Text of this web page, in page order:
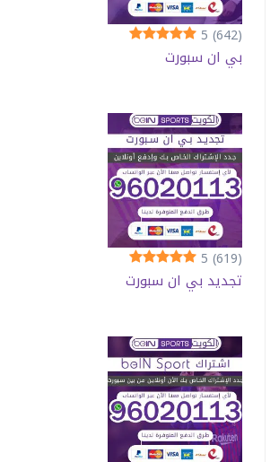
5 (642)
بي ان سبورت
5 (619)
تجديد بي ان سبورت